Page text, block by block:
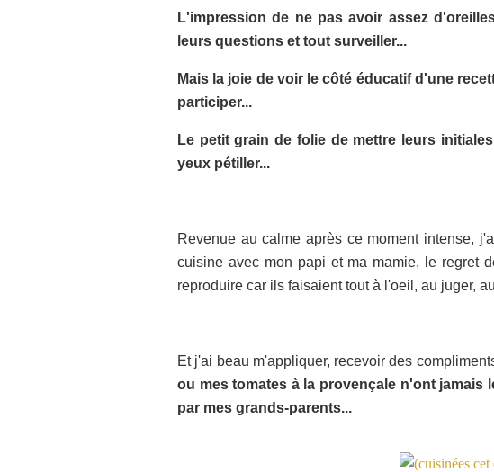
L'impression de ne pas avoir assez
leurs questions et tout surveiller...
Mais la joie de voir le côté éducatif d'une
participer...
Le petit grain de folie de mettre leurs
yeux pétiller...
Revenue au calme après ce moment intense,
cuisine avec mon papi et ma mamie, le regret
reproduire car ils faisaient tout à l'oeil, au juger,
Et j'ai beau m'appliquer, recevoir des
ou mes tomates à la provençale n'ont jamais
par mes grands-parents...